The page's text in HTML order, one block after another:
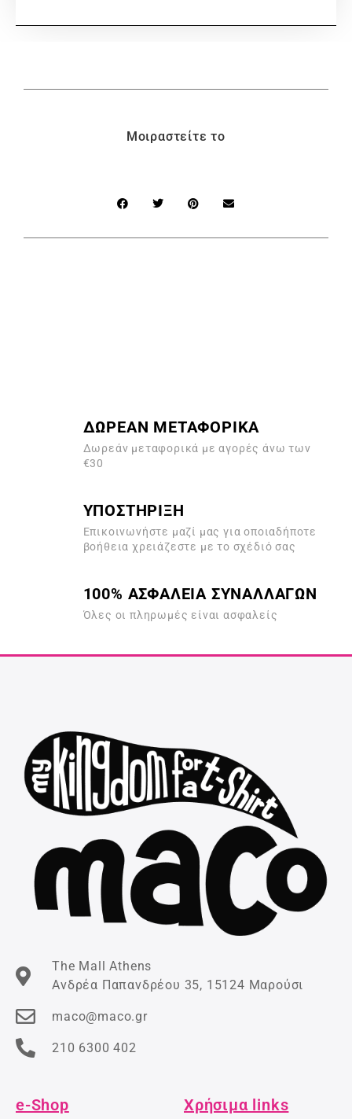
Μοιραστείτε το
ΔΩΡΕΑΝ ΜΕΤΑΦΟΡΙΚΑ
Δωρεάν μεταφορικά με αγορές άνω των
€30
ΥΠΟΣΤΗΡΙΞΗ
Επικοινωνήστε μαζί μας για οποιαδήποτε
βοήθεια χρειάζεστε με το σχέδιό σας
100% ΑΣΦΑΛΕΙΑ ΣΥΝΑΛΛΑΓΩΝ
Όλες οι πληρωμές είναι ασφαλείς
The Mall Athens
Ανδρέα Παπανδρέου 35, 15124 Μαρούσι
maco@maco.gr
210 6300 402
e-Shop Χρήσιμα links